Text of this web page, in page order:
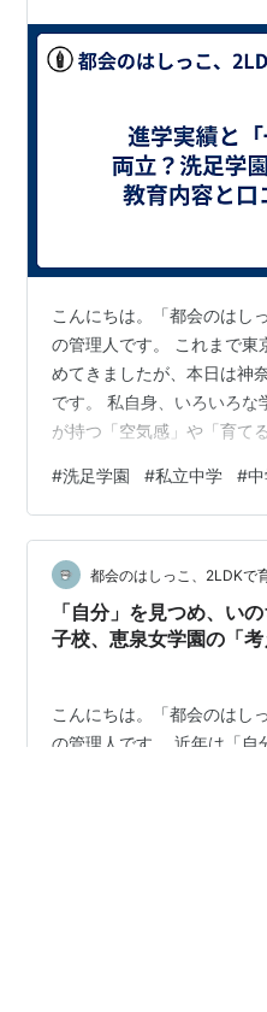
こんにちは。「都会のはし
の管理人です。 これまで東
めてきましたが、本日は神
です。 私自身、いろいろな
が持つ「空気感」や「育て
クです。 これまでも、首都
て記事にしてきました。ま
す。 👉 首都圏中学調査ま
校・共学校別リンク集【随
圧倒的な進学実績と、そ
深さで注目を集める「洗足
#洗足学園 #私立中学 #
都会のはしっこ、2LDKで
「自分」を見つめ、い
子校、恵泉女学園の「